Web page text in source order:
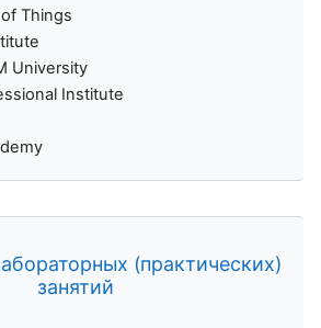
Things
University
Institute
(практических)
занятий